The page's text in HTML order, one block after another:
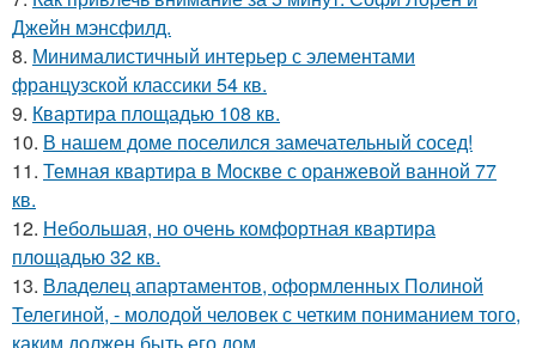
Джейн мэнсфилд.
8. Минималистичный интерьер с элементами
французской классики 54 кв.
9. Квартира площадью 108 кв.
10. В нашем доме поселился замечательный сосед!
11. Темная квартира в Москве с оранжевой ванной 77
кв.
12. Небольшая, но очень комфортная квартира
площадью 32 кв.
13. Владелец апартаментов, оформленных Полиной
Телегиной, - молодой человек с четким пониманием того,